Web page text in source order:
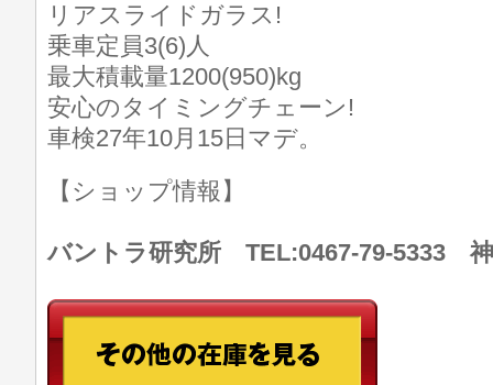
リアスライドガラス!
乗車定員3(6)人
最大積載量1200(950)kg
安心のタイミングチェーン!
車検27年10月15日マデ。
【ショップ情報】
バントラ研究所 TEL:0467-79-5333 神